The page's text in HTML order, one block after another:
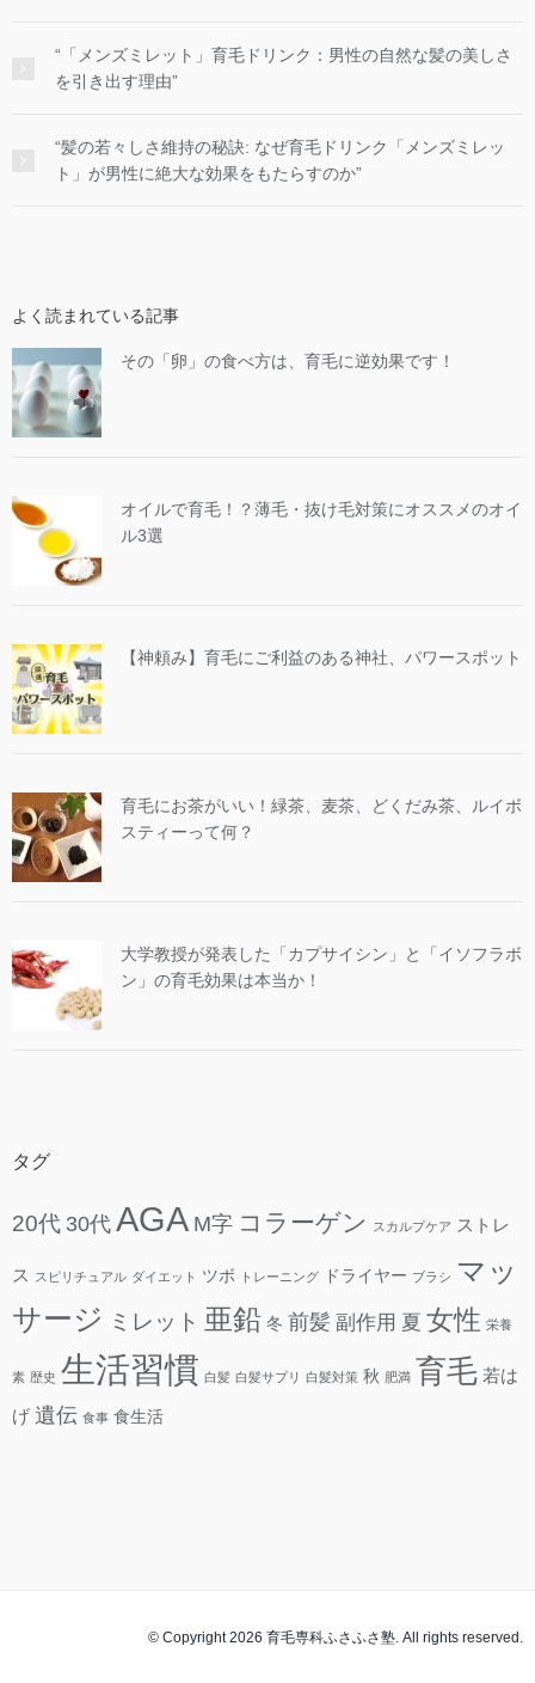
“「メンズミレット」育毛ドリンク：男性の自然な髪の美しさ
を引き出す理由”
“髪の若々しさ維持の秘訣: なぜ育毛ドリンク「メンズミレッ
ト」が男性に絶大な効果をもたらすのか”
よく読まれている記事
その「卵」の食べ方は、育毛に逆効果です！
オイルで育毛！？薄毛・抜け毛対策にオススメのオイ
ル3選
【神頼み】育毛にご利益のある神社、パワースポット
育毛にお茶がいい！緑茶、麦茶、どくだみ茶、ルイボ
スティーって何？
大学教授が発表した「カプサイシン」と「イソフラボ
ン」の育毛効果は本当か！
タグ
20代 30代AGA M字 コラーゲン スカルプケア ストレ
ス スピリチュアル ダイエット ツボ トレーニング ドライヤー ブラシ マッ
サージ ミレット 亜鉛 冬 前髪 副作用 夏 女性 栄養
素 歴史 生活習慣 白髪 白髪サプリ 白髪対策 秋 肥満 育毛 若は
げ 遺伝 食事 食生活
© Copyright 2026 育毛専科ふさふさ塾. All rights reserved.